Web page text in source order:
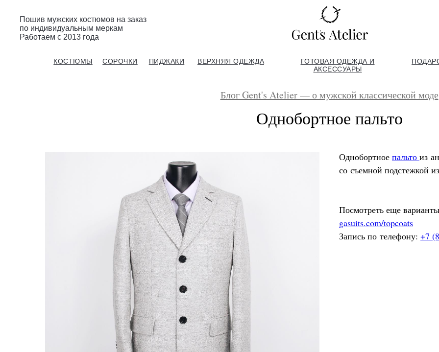
КОСТЮМЫ СОРОЧКИ
Пошив мужских костюмов на заказ
по индивидуальным меркам
Работаем с 2013 года
ПИДЖАКИ ВЕРХНЯЯ ОДЕЖДА
ГОТОВАЯ ОДЕЖДА И
АКСЕССУАРЫ
Gent’s Atelier / ИП Вдовичев Вячеслав Витальевич
Блог Gent's Atelier — о мужской классической моде
Однобортное пальто
Однобортное пальто из
со съемной подстежкой
Посмотреть еще
gasuits.com/topcoats
Запись по телефону: +7